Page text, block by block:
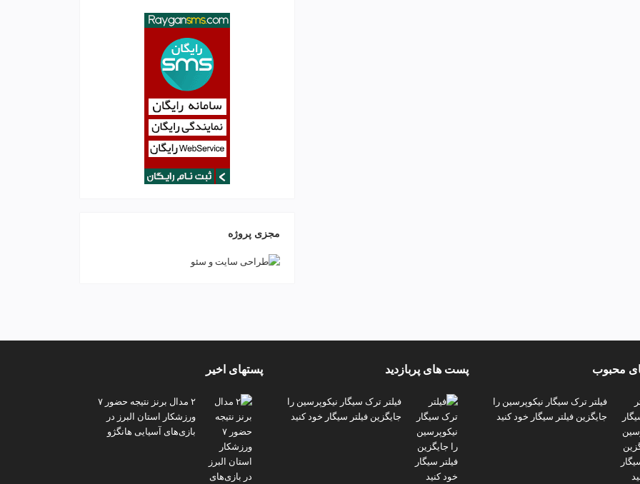
مجزی پروژه
محبوب
فیلتر ترک سیگار نیکوپرسین را
جایگزین فیلتر سیگار خود کنید
پست های پربازدید
فیلتر ترک سیگار نیکوپرسین را
جایگزین فیلتر سیگار خود کنید
پستهای اخیر
۲ مدال برنز نتیجه حضور ۷
ورزشکار استان البرز در
بازی‌های آسیایی هانگژو